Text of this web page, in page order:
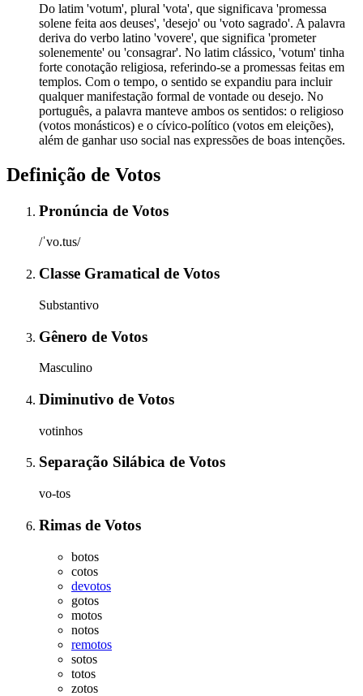
Do latim 'votum', plural 'vota', que significava 'promessa
solene feita aos deuses', 'desejo' ou 'voto sagrado'. A palavra
deriva do verbo latino 'vovere', que significa 'prometer
solenemente' ou 'consagrar'. No latim clássico, 'votum' tinha
forte conotação religiosa, referindo-se a promessas feitas em
templos. Com o tempo, o sentido se expandiu para incluir
qualquer manifestação formal de vontade ou desejo. No
português, a palavra manteve ambos os sentidos: o religioso
(votos monásticos) e o cívico-político (votos em eleições),
além de ganhar uso social nas expressões de boas intenções.
Definição de Votos
Pronúncia de Votos
/ˈvo.tus/
Classe Gramatical de Votos
Substantivo
Gênero de Votos
Masculino
Diminutivo de Votos
votinhos
Separação Silábica de Votos
vo-tos
Rimas de Votos
botos
cotos
devotos
gotos
motos
notos
remotos
sotos
totos
zotos